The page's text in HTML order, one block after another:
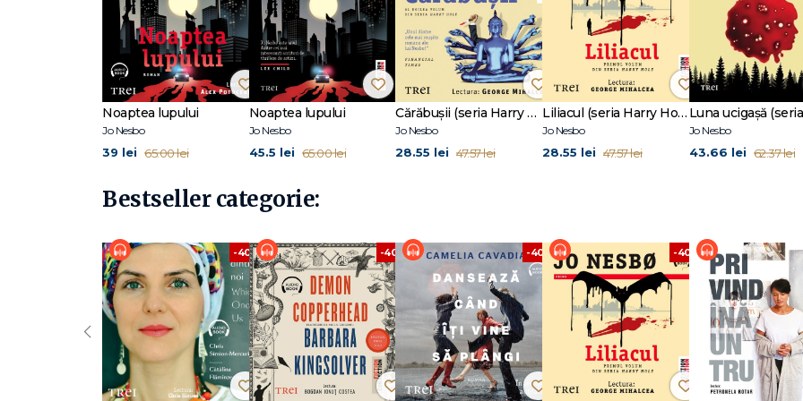
Noaptea lupului
Jo Nesbo
39 lei 65.00 lei
Noaptea lupului
Jo Nesbo
45.5 lei 65.00 lei
Cărăbușii (seria Harry Hole, vol. 2)
Jo Nesbo
28.55 lei 47.57 lei
Liliacul (seria Harry Hole, vol. 1)
Jo Nesbo
28.55 lei 47.57 lei
Jo Nesbo
43.66 lei 62.37 lei
Bestseller categorie:
-40% -40% -40% -40%
‹